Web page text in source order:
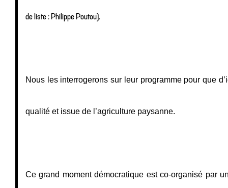
de liste : Philippe Poutou).
Nous les interrogerons sur leur programme pour que
qualité et issue de l’agriculture paysanne.
Ce grand moment démocratique est co-organisé par